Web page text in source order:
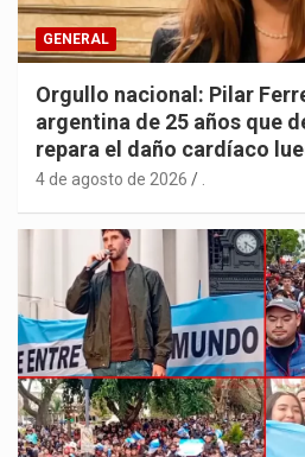
GENERAL
Orgullo nacional: Pilar
argentina de 25 años que
repara el daño cardíaco
4 de agosto de 2026